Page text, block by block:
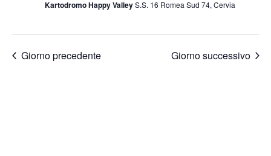
e
Kartodromo Happy ValleyS.S. 16 Romea Sud 74, Cervia
Giorno precedente Giorno successivo